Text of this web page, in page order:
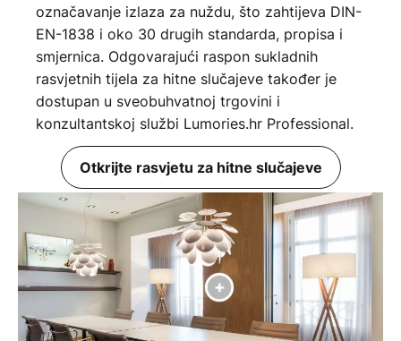
označavanje izlaza za nuždu, što zahtijeva DIN-
EN-1838 i oko 30 drugih standarda, propisa i
smjernica. Odgovarajući raspon sukladnih
rasvjetnih tijela za hitne slučajeve također je
dostupan u sveobuhvatnoj trgovini i
konzultantskoj službi Lumories.hr Professional.
Otkrijte rasvjetu za hitne slučajeve